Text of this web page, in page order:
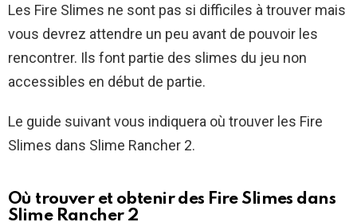
Les Fire Slimes ne sont pas si difficiles à trouver mais
vous devrez attendre un peu avant de pouvoir les
rencontrer. Ils font partie des slimes du jeu non
accessibles en début de partie.
Le guide suivant vous indiquera où trouver les Fire
Slimes dans Slime Rancher 2.
Où trouver et obtenir des Fire Slimes dans
Slime Rancher 2